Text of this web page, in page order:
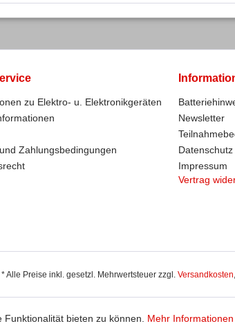
zu Elektro- u. Elektronikgeräten
Zahlungsbedingungen
Newsletter
Datenschutz
Impressum
Vertrag
* Alle Preise inkl. gesetzl. Mehrwertsteuer zzgl. Versandkosten
bieten zu können. Mehr Informationen